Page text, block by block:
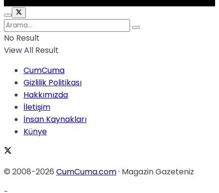
No Result
View All Result
CumCuma
Gizlilik Politikası
Hakkımızda
İletişim
İnsan Kaynakları
Künye
© 2008-2026 CumCuma.com· Magazin Gazeteniz